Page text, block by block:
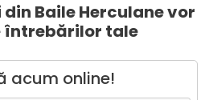
Baile Herculane vor
întrebărilor tale
acum online!